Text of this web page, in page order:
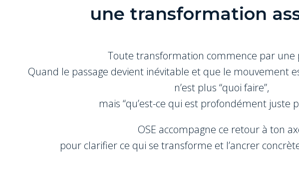
une transformation
Toute transformation commence par une
Quand le passage devient inévitable et que le mouvement
n’est plus “quoi faire”,
mais “qu’est-ce qui est profondément juste
OSE accompagne ce retour à ton
pour clarifier ce qui se transforme et l’ancrer